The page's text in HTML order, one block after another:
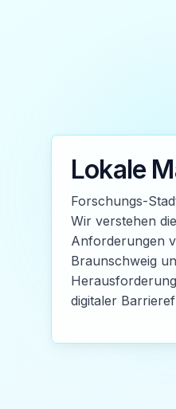
Lokale
Forschungs-
Wir verstehen
Anforderungen
Braunschweig
digitaler